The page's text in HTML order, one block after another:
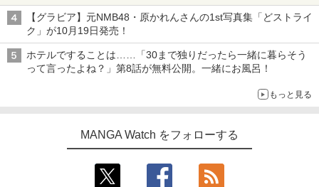
【グラビア】元NMB48・原かれんさんの1st写真集「どストライ
ク」が10月19日発売！
ホテルですることは……「30まで独りだったら一緒に暮らそう
って言ったよね？」第8話が無料公開。一緒にお風呂！
もっと見る
MANGA Watch をフォローする